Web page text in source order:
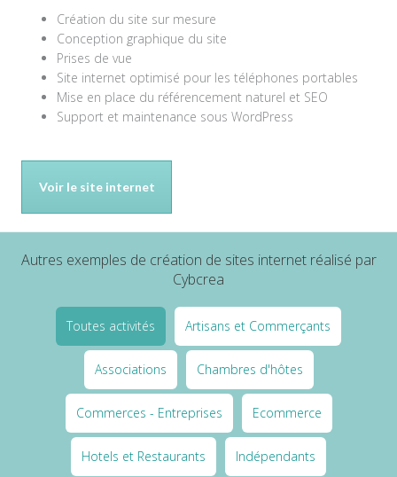
Création du site sur mesure
Conception graphique du site
Prises de vue
Site internet optimisé pour les téléphones portables
Mise en place du référencement naturel et SEO
Support et maintenance sous WordPress
Voir le site internet
Autres exemples de création de sites internet réalisé par
Cybcrea
Toutes activités Artisans et Commerçants
Associations Chambres d'hôtes
Commerces - Entreprises Ecommerce
Hotels et Restaurants Indépendants